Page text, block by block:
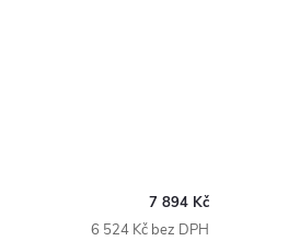
7 894 Kč
6 524 Kč bez DPH